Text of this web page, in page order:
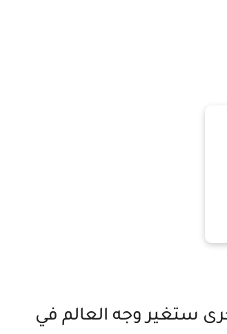
ستغير وجه العالم في